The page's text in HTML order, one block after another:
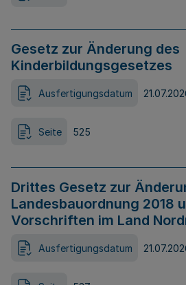
Gesetz zur Änderung des
Kinderbildungsgesetzes
Ausfertigungsdatum
Seite 525
Drittes Gesetz zur
Landesbauordnung 2018
Vorschriften im Land
Ausfertigungsdatum